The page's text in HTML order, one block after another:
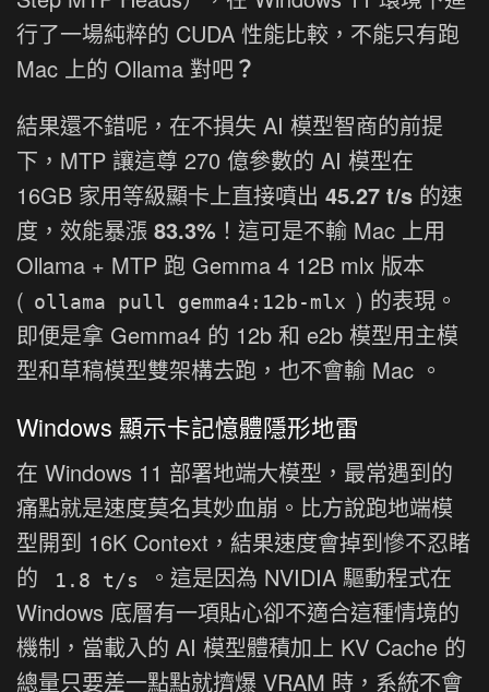
行了一場純粹的 CUDA 性能比較，不能只有跑
Mac 上的 Ollama 對吧？
結果還不錯呢，在不損失 AI 模型智商的前提
下，MTP 讓這尊 270 億參數的 AI 模型在
16GB 家用等級顯卡上直接噴出 45.27 t/s 的速
度，效能暴漲 83.3% ！這可是不輸 Mac 上用
Ollama + MTP 跑 Gemma 4 12B mlx 版本
( ollama pull gemma4:12b-mlx ) 的表現。
即便是拿 Gemma4 的 12b 和 e2b 模型用主模
型和草稿模型雙架構去跑，也不會輸 Mac 。
Windows 顯示卡記憶體隱形地雷
在 Windows 11 部署地端大模型，最常遇到的
痛點就是速度莫名其妙血崩。比方說跑地端模
型開到 16K Context，結果速度會掉到慘不忍睹
的
1.8 t/s
。這是因為 NVIDIA 驅動程式在
Windows 底層有一項貼心卻不適合這種情境的
機制，當載入的 AI 模型體積加上 KV Cache 的
總量只要差一點點就擠爆 VRAM 時，系統不會